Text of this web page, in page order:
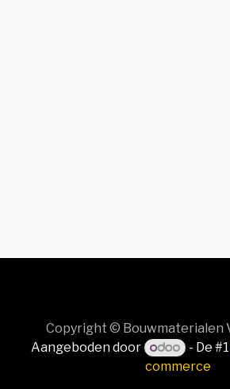
Copyright © Bouwmaterialen
Aangeboden door
- De
commerce